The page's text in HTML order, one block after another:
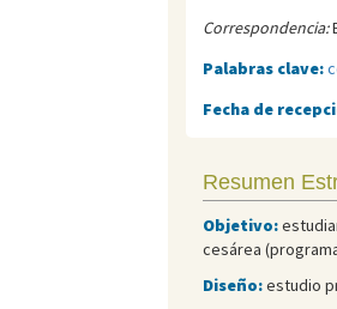
Correspondencia:
Palabras clave:
Fecha de
Resumen
Objetivo:
cesárea
Diseño:estudio